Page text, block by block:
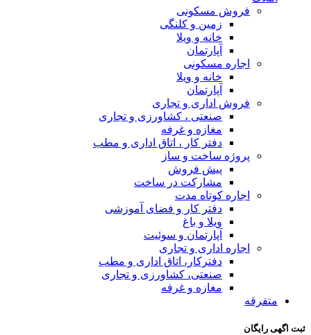
فروش مسکونی
زمین و کلنگی
خانه و ویلا
آپارتمان
اجاره مسکونی
خانه و ویلا
آپارتمان
فروش اداری و تجاری
صنعتی ، کشاورزی و تجاری
مغازه و غرفه
دفتر کار ، اتاق اداری و مطب
پروژه ساخت و ساز
پیش فروش
مشارکت در ساخت
اجاره کوتاه مدت
دفتر کار و فضای آموزشی
ویلا و باغ
آپارتمان و سوئیت
اجاره اداری و تجاری
دفترکار، اتاق اداری و مطب
صنعتی، کشاورزی و تجاری
مغازه و غرفه
متفرقه
ثبت اگهی رایگان